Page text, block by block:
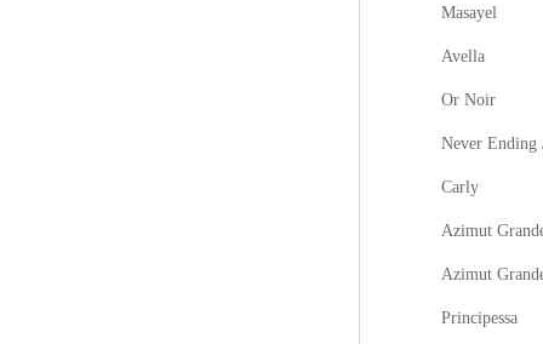
Masayel
Avella
Or Noir
Never Ending
Carly
Azimut
Azimut
Principessa